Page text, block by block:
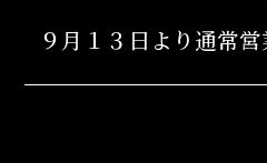
９月１３日より通常